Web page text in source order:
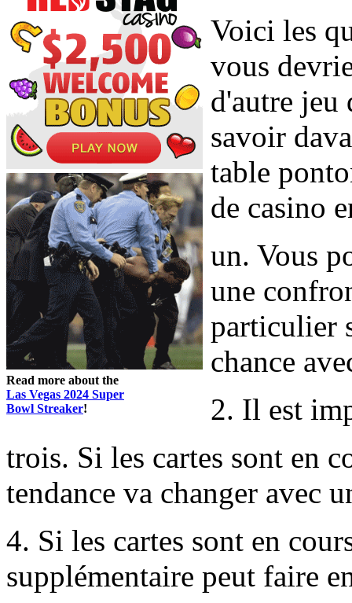
Read more about the
Las Vegas 2024 Super
Bowl Streaker!
Voici les
vous
d'autre jeu
savoir
table
de casino
un. Vous
une
particulier
chance
2. Il est
trois. Si les cartes sont en
tendance va changer avec
4. Si les cartes sont en
supplémentaire peut faire